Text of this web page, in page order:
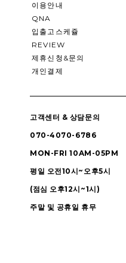
이용안내
QNA
입출고스케쥴
REVIEW
제휴신청&문의
개인결제
고객센터 & 상담문의
070-4070-6786
MON-FRI 10AM-05PM
평일 오전10시~오후5시
(점심 오후12시~1시)
주말 및 공휴일 휴무